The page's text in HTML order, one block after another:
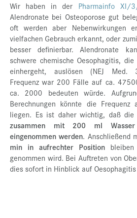
Wir haben in der Pharmainfo XI/
Alendronate bei Osteoporose gut
oft werden aber Nebenwirkungen
vielfachen Gebrauch erkannt, oder
besser definierbar. Alendronate
schwere chemische Oesophagitis,
einhergeht, auslösen (NEJ Med.
Frequenz war 200 Fälle auf ca.
ca. 2000 bedeuten würde.
Berechnungen könnte die Frequenz
liegen. Es ist daher wichtig, daß die
zusammen mit 200 ml
eingenommen werden. Anschließend
min in aufrechter Positionbleiben
genommen wird. Bei Auftreten von
dies sofort in Hinblick auf